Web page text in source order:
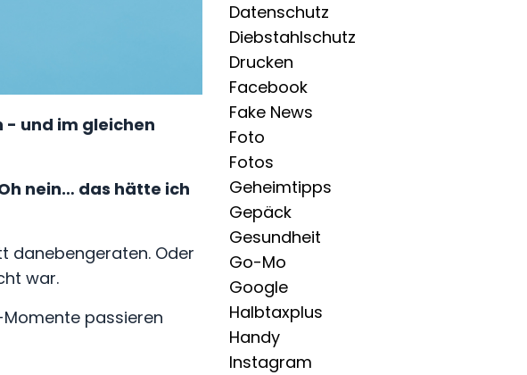
- und im gleichen
nein… das hätte ich
danebengeraten. Oder
war.
passieren
Datenschutz
Diebstahlschutz
Drucken
Facebook
Fake News
Foto
Fotos
Geheimtipps
Gepäck
Gesundheit
Go-Mo
Google
Halbtaxplus
Handy
Instagram